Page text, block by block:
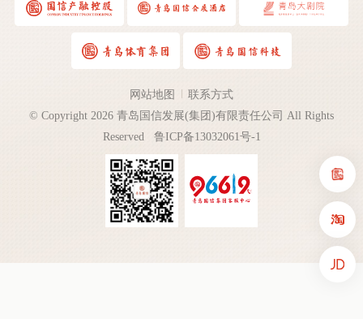
网站地图
联系方式
© Copyright 2026 青岛国信发展(集团)有限责任公司 All Rights
Reserved 鲁ICP备13032061号-1